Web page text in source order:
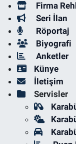
Firma
Seri İlan
Röportaj
Biyografi
Anketler
Künye
İletişim
Servisler